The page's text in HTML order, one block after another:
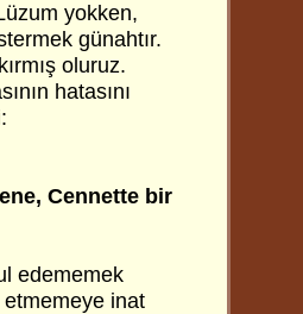
yokken,
günahtır.
oluruz.
hatasını
Cennette bir
edememek
etmemeye inat